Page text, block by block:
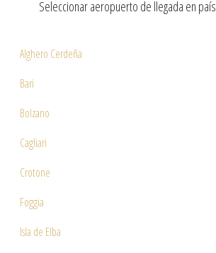
Seleccionar aeropuerto de llegada en país
Alghero Cerdeña
Bari
Bolzano
Cagliari
Crotone
Foggia
Isla de Elba